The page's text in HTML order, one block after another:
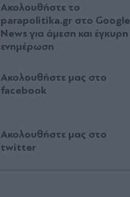
Ακολουθήστε το
parapolitika.gr στο Google
News για άμεση και έγκυρη
ενημέρωση
Ακολουθήστε μας στο
facebook
Ακολουθήστε μας στο
twitter